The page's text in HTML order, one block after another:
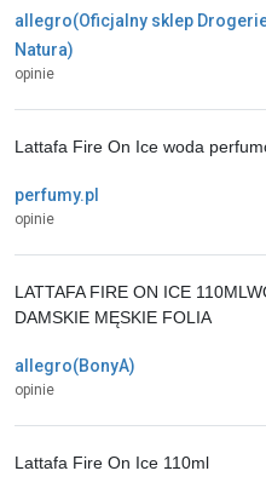
allegro(Oficjalny sklep
Natura)
opinie
perfumy.pl
opinie
Lattafa Fire On Ice woda
allegro(BonyA)
opinie
LATTAFA FIRE ON ICE
DAMSKIE MĘSKIE FOLIA
Lattafa Fire On Ice 110ml